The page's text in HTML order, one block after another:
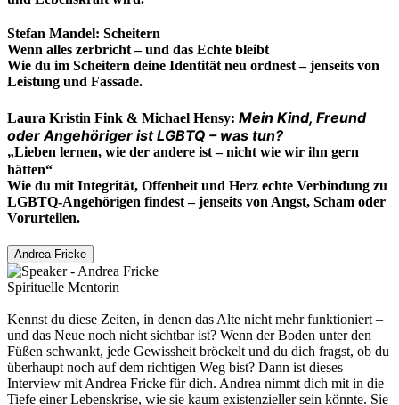
Stefan Mandel: Scheitern
Wenn alles zerbricht – und das Echte bleibt
Wie du im Scheitern deine Identität neu ordnest – jenseits von
Leistung und Fassade.
Laura Kristin Fink & Michael Hensy: Mein Kind, Freund
oder Angehöriger ist LGBTQ – was tun?
„Lieben lernen, wie der andere ist – nicht wie wir ihn gern
hätten“
Wie du mit Integrität, Offenheit und Herz echte Verbindung zu
LGBTQ-Angehörigen findest – jenseits von Angst, Scham oder
Vorurteilen.
Andrea Fricke
Spirituelle Mentorin
Kennst du diese Zeiten, in denen das Alte nicht mehr funktioniert –
und das Neue noch nicht sichtbar ist? Wenn der Boden unter den
Füßen schwankt, jede Gewissheit bröckelt und du dich fragst, ob du
überhaupt noch auf dem richtigen Weg bist? Dann ist dieses
Interview mit Andrea Fricke für dich. Andrea nimmt dich mit in die
Tiefe einer Lebenskrise, wie sie kaum existenzieller sein könnte. Sie